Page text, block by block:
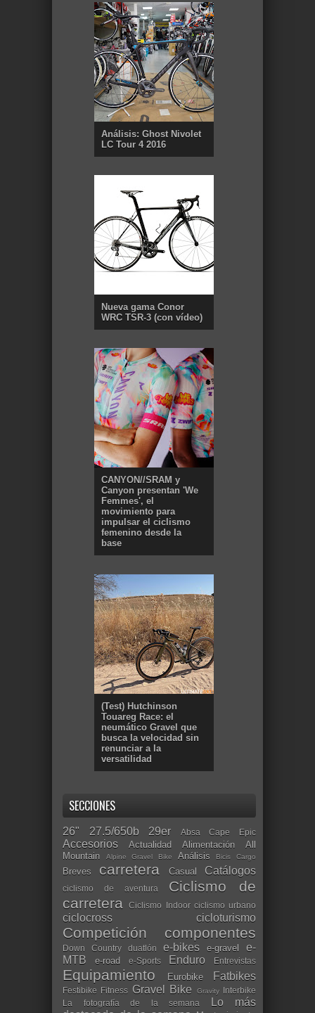
Análisis: Ghost Nivolet
LC Tour 4 2016
Nueva gama Conor
WRC TSR-3 (con vídeo)
CANYON//SRAM y
Canyon presentan 'We
Femmes', el
movimiento para
impulsar el ciclismo
femenino desde la
base
(Test) Hutchinson
Touareg Race: el
neumático Gravel que
busca la velocidad sin
renunciar a la
versatilidad
SECCIONES
26" 27.5/650b 29er Absa Cape Epic
Accesorios Actualidad Alimentación
All
Mountain
Alpine Gravel Bike Análisis Bicis Cargo
Breves carretera Casual Catálogos
ciclismo de aventura
Ciclismo de
carretera
Ciclismo Indoor ciclismo urbano
ciclocross cicloturismo
Competición componentes
Down Country duatlón e-bikes e-gravel
e-
MTB
e-road e-Sports Enduro Entrevistas
Equipamiento Eurobike Fatbikes
Festibike Fitness Gravel Bike Gravity Interbike
La fotografía de la semana
Lo más